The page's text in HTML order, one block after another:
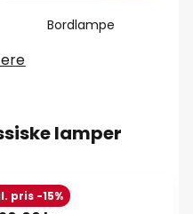
Bordlampe
lamper
pris -15%